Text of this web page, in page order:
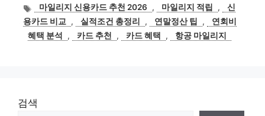
태
그
마일리지 신용카드 추천 2026 , 마일리지 적립 ,
신
용카드 비교
, 실적조건 총정리 , 연말정산 팁 ,
연회비
혜택 분석
, 카드 추천 , 카드 혜택 , 항공 마일리지
검색